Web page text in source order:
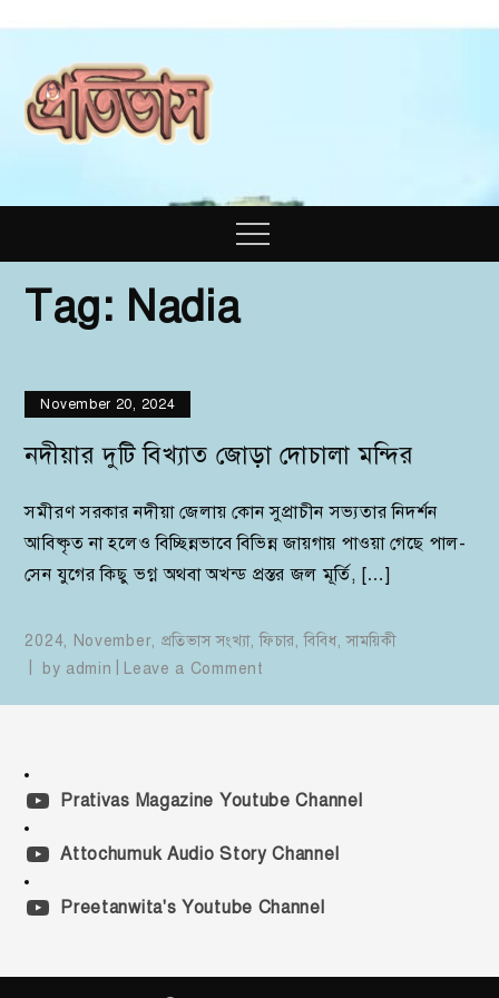
content
Magazine
Menu
Tag: Nadia
November 20, 2024
নদীয়ার দুটি বিখ্যাত জোড়া দোচালা মন্দির
সমীরণ সরকার নদীয়া জেলায় কোন সুপ্রাচীন সভ্যতার নিদর্শন
আবিষ্কৃত না হলেও বিচ্ছিন্নভাবে বিভিন্ন জায়গায় পাওয়া গেছে পাল-
সেন যুগের কিছু ভগ্ন অথবা অখন্ড প্রস্তর জল মূর্তি, […]
2024, November, প্রতিভাস সংখ্যা,ফিচার,বিবিধ,সাময়িকী
by admin Leave a Comment
দোচালা
Prativas Magazine Youtube Channel
Attochumuk Audio Story Channel
Preetanwita's Youtube Channel